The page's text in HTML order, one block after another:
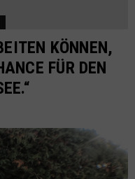
KÖNNEN,
FÜR DEN W